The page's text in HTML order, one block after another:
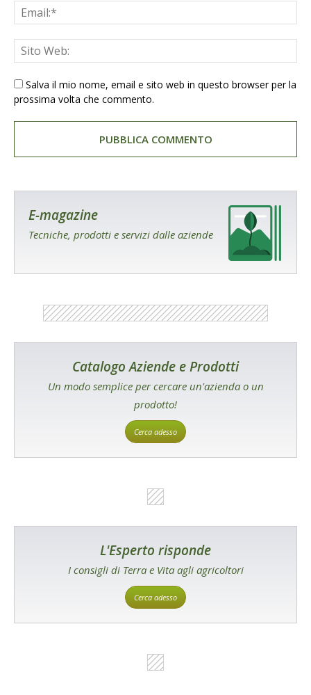
Salva il mio nome, email e sito web in questo browser per la
prossima volta che commento.
E-magazine
Tecniche, prodotti e servizi dalle aziende
Catalogo Aziende e Prodotti
Un modo semplice per cercare un'azienda o un
prodotto!
Cerca adesso
L'Esperto risponde
I consigli di Terra e Vita agli agricoltori
Cerca adesso